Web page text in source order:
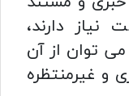
دارند،
توان از آن
و غیرمنتظره